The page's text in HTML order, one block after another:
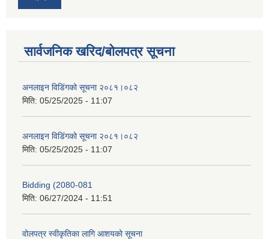
सार्वजनिक खरिद/बोलपत्र सूचना
अनलाइन विडि‌ं‍गको सूचना २०८१।०८२
मिति: 05/25/2025 - 11:07
अनलाइन विडि‌ं‍गको सूचना २०८१।०८२
मिति: 05/25/2025 - 11:07
Bidding (2080-081
मिति: 06/27/2024 - 11:51
वोलपत्र स्वीकृतिका लागि आशयको सूचना